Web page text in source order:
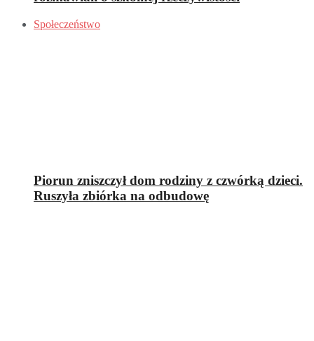
Społeczeństwo
Piorun zniszczył dom rodziny z czwórką dzieci.
Ruszyła zbiórka na odbudowę